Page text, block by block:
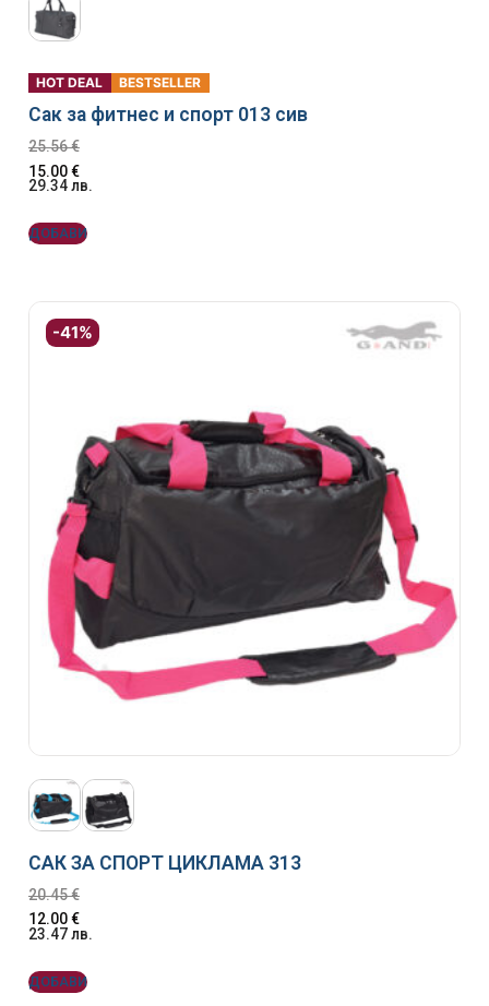
HOT DEAL BESTSELLER
Сак за фитнес и спорт 013 сив
25.56€
15.00€
29.34лв.
ДОБАВИ
-41%
САК ЗА СПОРТ ЦИКЛАМА 313
20.45€
12.00€
23.47лв.
ДОБАВИ